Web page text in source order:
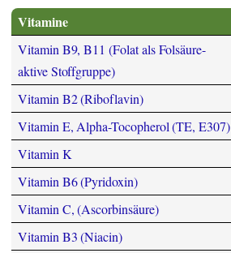
Vitamine
Vitamin B9, B11 (Folat als Folsäure-
aktive Stoffgruppe)
Vitamin B2 (Riboflavin)
Vitamin E, Alpha-Tocopherol (TE, E307)
Vitamin K
Vitamin B6 (Pyridoxin)
Vitamin C, (Ascorbinsäure)
Vitamin B3 (Niacin)